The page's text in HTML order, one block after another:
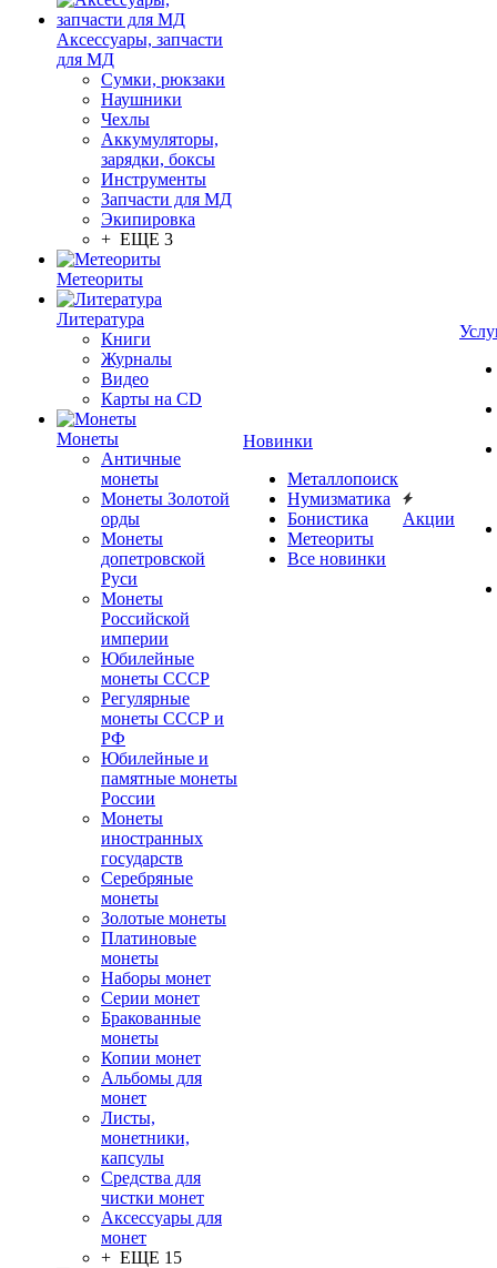
Аксессуары, запчасти
для МД
Сумки, рюкзаки
Наушники
Чехлы
Аккумуляторы,
зарядки, боксы
Инструменты
Запчасти для МД
Экипировка
+ ЕЩЕ 3
Метеориты
Литература
Книги
Журналы
Видео
Карты на CD
Монеты
Античные
монеты
Монеты Золотой
орды
Монеты
допетровской
Руси
Монеты
Российской
империи
Юбилейные
монеты СССР
Регулярные
монеты СССР и
РФ
Юбилейные и
памятные монеты
России
Монеты
иностранных
государств
Серебряные
монеты
Золотые монеты
Платиновые
монеты
Наборы монет
Серии монет
Бракованные
монеты
Копии монет
Альбомы для
монет
Листы,
монетники,
капсулы
Средства для
чистки монет
Аксессуары для
монет
+ ЕЩЕ 15
Новинки
Металлопоиск
Нумизматика
Бонистика
Метеориты
Все новинки
Акции